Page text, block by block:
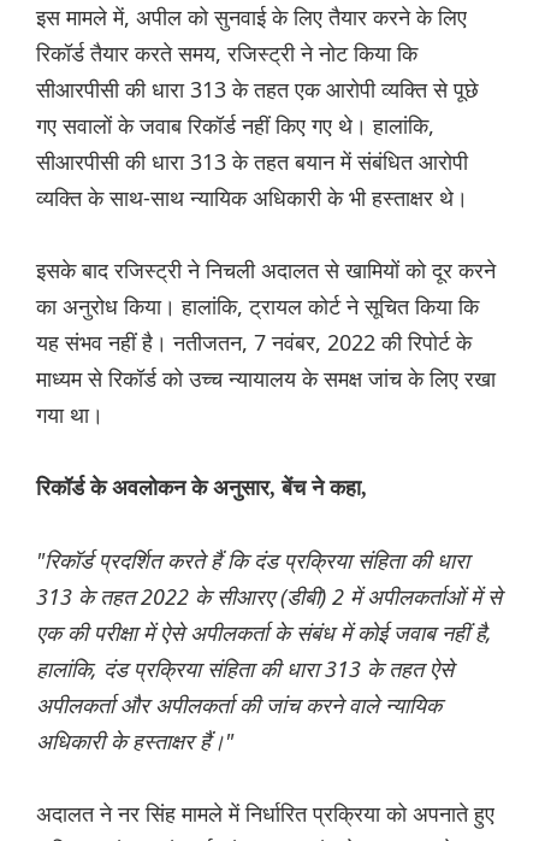
इस मामले में, अपील को सुनवाई के लिए तैयार करने के लिए
रिकॉर्ड तैयार करते समय, रजिस्ट्री ने नोट किया कि
सीआरपीसी की धारा 313 के तहत एक आरोपी व्यक्ति से पूछे
गए सवालों के जवाब रिकॉर्ड नहीं किए गए थे। हालांकि,
सीआरपीसी की धारा 313 के तहत बयान में संबंधित आरोपी
व्यक्ति के साथ-साथ न्यायिक अधिकारी के भी हस्ताक्षर थे।
इसके बाद रजिस्ट्री ने निचली अदालत से खामियों को दूर करने
का अनुरोध किया। हालांकि, ट्रायल कोर्ट ने सूचित किया कि
यह संभव नहीं है। नतीजतन, 7 नवंबर, 2022 की रिपोर्ट के
माध्यम से रिकॉर्ड को उच्च न्यायालय के समक्ष जांच के लिए रखा
गया था।
रिकॉर्ड के अवलोकन के अनुसार, बेंच ने कहा,
"रिकॉर्ड प्रदर्शित करते हैं कि दंड प्रक्रिया संहिता की धारा
313 के तहत 2022 के सीआरए (डीबी) 2 में अपीलकर्ताओं में से
एक की परीक्षा में ऐसे अपीलकर्ता के संबंध में कोई जवाब नहीं है,
हालांकि, दंड प्रक्रिया संहिता की धारा 313 के तहत ऐसे
अपीलकर्ता और अपीलकर्ता की जांच करने वाले न्यायिक
अधिकारी के हस्ताक्षर हैं।"
अदालत ने नर सिंह मामले में निर्धारित प्रक्रिया को अपनाते हुए